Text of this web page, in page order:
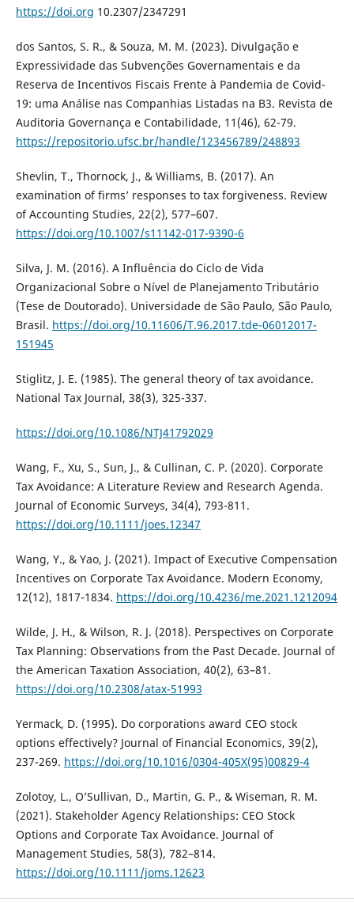
https://doi.org 10.2307/2347291
dos Santos, S. R., & Souza, M. M. (2023). Divulgação e
Expressividade das Subvenções Governamentais e da
Reserva de Incentivos Fiscais Frente à Pandemia de Covid-
19: uma Análise nas Companhias Listadas na B3. Revista de
Auditoria Governança e Contabilidade, 11(46), 62-79.
https://repositorio.ufsc.br/handle/123456789/248893
Shevlin, T., Thornock, J., & Williams, B. (2017). An
examination of firms’ responses to tax forgiveness. Review
of Accounting Studies, 22(2), 577–607.
https://doi.org/10.1007/s11142-017-9390-6
Silva, J. M. (2016). A Influência do Ciclo de Vida
Organizacional Sobre o Nível de Planejamento Tributário
(Tese de Doutorado). Universidade de São Paulo, São Paulo,
Brasil. https://doi.org/10.11606/T.96.2017.tde-06012017-
151945
Stiglitz, J. E. (1985). The general theory of tax avoidance.
National Tax Journal, 38(3), 325-337.
https://doi.org/10.1086/NTJ41792029
Wang, F., Xu, S., Sun, J., & Cullinan, C. P. (2020). Corporate
Tax Avoidance: A Literature Review and Research Agenda.
Journal of Economic Surveys, 34(4), 793-811.
https://doi.org/10.1111/joes.12347
Wang, Y., & Yao, J. (2021). Impact of Executive Compensation
Incentives on Corporate Tax Avoidance. Modern Economy,
12(12), 1817-1834. https://doi.org/10.4236/me.2021.1212094
Wilde, J. H., & Wilson, R. J. (2018). Perspectives on Corporate
Tax Planning: Observations from the Past Decade. Journal of
the American Taxation Association, 40(2), 63–81.
https://doi.org/10.2308/atax-51993
Yermack, D. (1995). Do corporations award CEO stock
options effectively? Journal of Financial Economics, 39(2),
237-269. https://doi.org/10.1016/0304-405X(95)00829-4
Zolotoy, L., O’Sullivan, D., Martin, G. P., & Wiseman, R. M.
(2021). Stakeholder Agency Relationships: CEO Stock
Options and Corporate Tax Avoidance. Journal of
Management Studies, 58(3), 782–814.
https://doi.org/10.1111/joms.12623